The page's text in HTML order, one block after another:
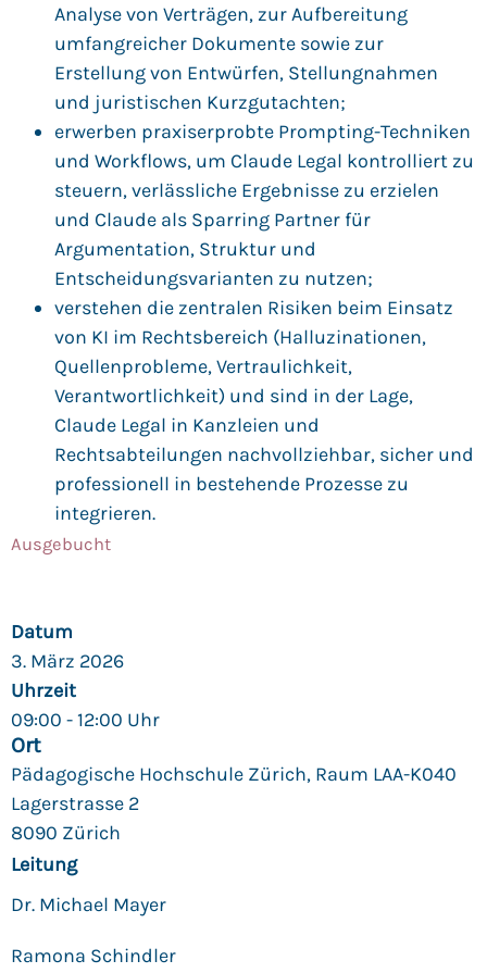
Datum
3. März 2026
Uhrzeit
09:00 - 12:00 Uhr
Ort
Pädagogische Hochschule Zürich, Raum LAA-K040
Lagerstrasse 2
8090 Zürich
Leitung
Dr. Michael Mayer
Ramona Schindler
Analyse von Verträgen, zur Aufbereitung
umfangreicher Dokumente sowie zur
Erstellung von Entwürfen, Stellungnahmen
und juristischen Kurzgutachten;
erwerben praxiserprobte Prompting-Techniken
und Workflows, um Claude Legal kontrolliert zu
steuern, verlässliche Ergebnisse zu erzielen
und Claude als Sparring Partner für
Argumentation, Struktur und
Entscheidungsvarianten zu nutzen;
verstehen die zentralen Risiken beim Einsatz
von KI im Rechtsbereich (Halluzinationen,
Quellenprobleme, Vertraulichkeit,
Verantwortlichkeit) und sind in der Lage,
Claude Legal in Kanzleien und
Rechtsabteilungen nachvollziehbar, sicher und
professionell in bestehende Prozesse zu
integrieren.
CHF490.00
Ausgebucht